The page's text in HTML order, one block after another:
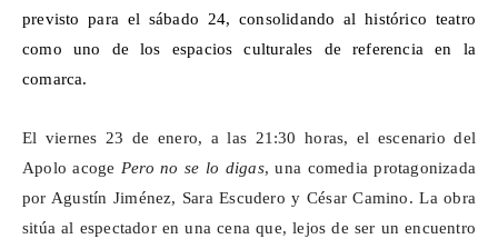
previsto para el sábado 24, consolidando al histórico teatro
como uno de los espacios culturales de referencia en la
comarca.
El viernes 23 de enero, a las 21:30 horas, el escenario del
Apoloacoge Pero no se lo digas, una comedia protagonizada
por Agustín Jiménez, Sara Escudero y César Camino. La obra
sitúa al espectador en una cena que, lejos de ser un encuentro